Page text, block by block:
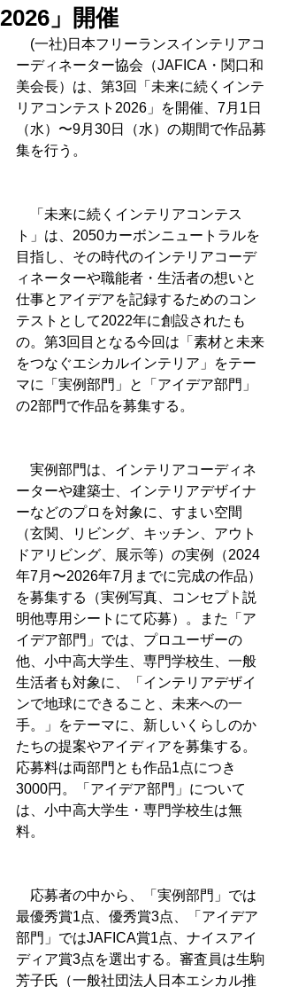
2026」開催
(一社)日本フリーランスインテリアコ
ーディネーター協会（JAFICA・関口和
美会長）は、第3回「未来に続くインテ
リアコンテスト2026」を開催、7月1日
（水）〜9月30日（水）の期間で作品募
集を行う。
「未来に続くインテリアコンテス
ト」は、2050カーボンニュートラルを
目指し、その時代のインテリアコーデ
ィネーターや職能者・生活者の想いと
仕事とアイデアを記録するためのコン
テストとして2022年に創設されたも
の。第3回目となる今回は「素材と未来
をつなぐエシカルインテリア」をテー
マに「実例部門」と「アイデア部門」
の2部門で作品を募集する。
実例部門は、インテリアコーディネ
ーターや建築士、インテリアデザイナ
ーなどのプロを対象に、すまい空間
（玄関、リビング、キッチン、アウト
ドアリビング、展示等）の実例（2024
年7月〜2026年7月までに完成の作品）
を募集する（実例写真、コンセプト説
明他専用シートにて応募）。また「ア
イデア部門」では、プロユーザーの
他、小中高大学生、専門学校生、一般
生活者も対象に、「インテリアデザイ
ンで地球にできること、未来への一
手。」をテーマに、新しいくらしのか
たちの提案やアイディアを募集する。
応募料は両部門とも作品1点につき
3000円。「アイデア部門」について
は、小中高大学生・専門学校生は無
料。
応募者の中から、「実例部門」では
最優秀賞1点、優秀賞3点、「アイデア
部門」ではJAFICA賞1点、ナイスアイ
ディア賞3点を選出する。審査員は生駒
芳子氏（一般社団法人日本エシカル推